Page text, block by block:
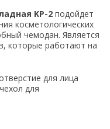
KP-2 подойдет
косметологических
чемодан. Является
которые работают на
для лица
для